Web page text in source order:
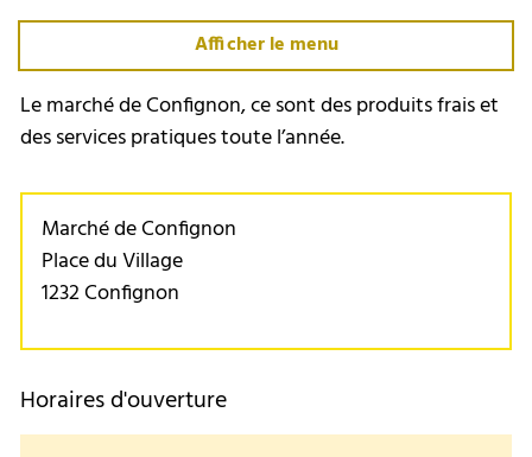
Afficher le menu
Le marché de Confignon, ce sont des produits frais et
des services pratiques toute l’année.
Marché de Confignon
Place du Village
1232 Confignon
Horaires d'ouverture